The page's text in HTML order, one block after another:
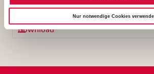
Nur notwendige Cookies
Download